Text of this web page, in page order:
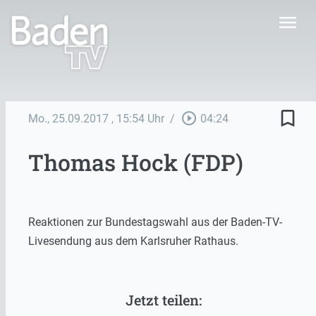
menu
Mo., 25.09.2017 , 15:54 Uhr / play_circle_outline 04:24 bookmark_border
Thomas Hock (FDP)
Reaktionen zur Bundestagswahl aus der Baden-TV-
Livesendung aus dem Karlsruher Rathaus.